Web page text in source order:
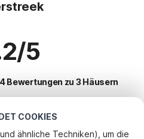
COOKIES
ähnliche Techniken), um die
5
Bewertungen zu 3 Häusern
für Urlaub